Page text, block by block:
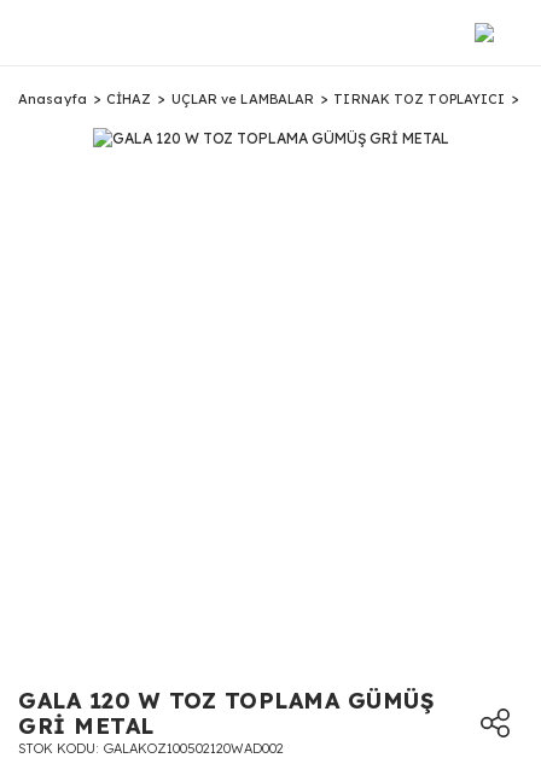
Anasayfa CİHAZ UÇLAR ve LAMBALAR TIRNAK TOZ TOPLAYICI
GALA 120 W TOZ TOPLAMA GÜMÜŞ
GRİ METAL
STOK KODU GALAKOZ100502120WAD002